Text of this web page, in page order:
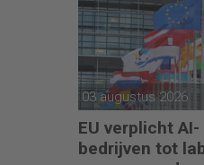
03 augustus 2026
EU verplicht AI-
bedrijven tot